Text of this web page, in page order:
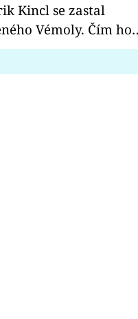
Vémoly. Čím ho
naštvali?